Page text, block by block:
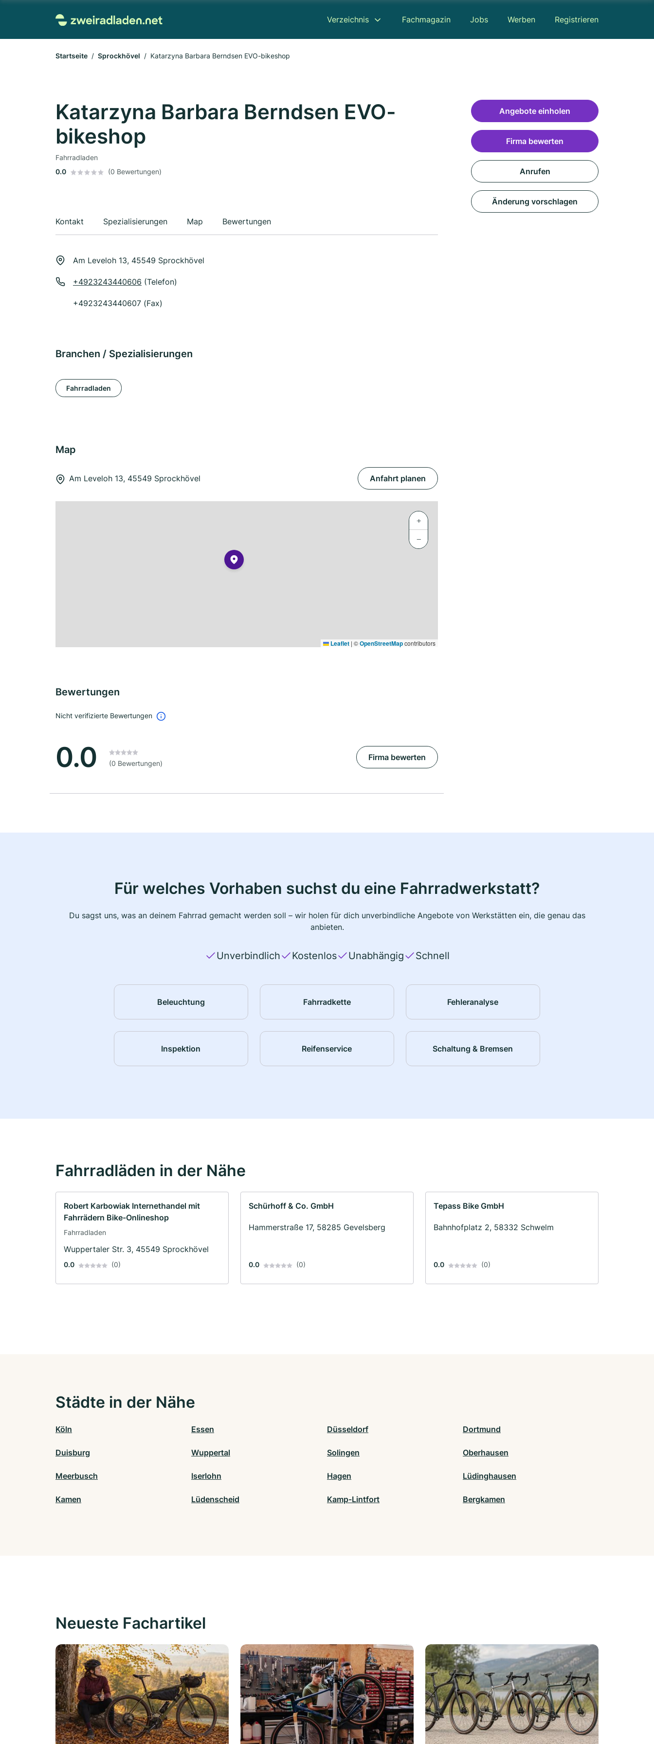
Verzeichnis Fachmagazin Jobs Werben Registrieren
Startseite Sprockhövel Katarzyna Barbara Berndsen EVO-bikeshop
Katarzyna Barbara Berndsen EVO-
bikeshop
Fahrradladen
0.0
(0 Bewertungen)
Kontakt Spezialisierungen Map Bewertungen
Am Leveloh 13, 45549 Sprockhövel
+4923243440606 (Telefon)
+4923243440607 (Fax)
Branchen / Spezialisierungen
Fahrradladen
Map
Am Leveloh 13, 45549 Sprockhövel Anfahrt planen
+
−
Leaflet | ©OpenStreetMapcontributors
Bewertungen
Nicht verifizierte Bewertungen
0.0 (0 Bewertungen)
Firma bewerten
Angebote einholen
Firma bewerten
Anrufen
Änderung vorschlagen
Für welches Vorhaben suchst du eine Fahrradwerkstatt?
Du sagst uns, was an deinem Fahrrad gemacht werden soll – wir holen für dich unverbindliche Angebote von Werkstätten ein, die genau das
anbieten.
Unverbindlich Kostenlos Unabhängig Schnell
Beleuchtung Fahrradkette Fehleranalyse
Inspektion Reifenservice Schaltung & Bremsen
Fahrradläden in der Nähe
Robert Karbowiak Internethandel mit
Fahrrädern Bike-Onlineshop
Fahrradladen
Wuppertaler Str. 3, 45549 Sprockhövel
0.0 (0)
Schürhoff & Co. GmbH
Hammerstraße 17, 58285 Gevelsberg
0.0 (0)
Tepass Bike GmbH
Bahnhofplatz 2, 58332 Schwelm
0.0 (0)
Städte in der Nähe
Köln Essen Düsseldorf Dortmund
Duisburg Wuppertal Solingen Oberhausen
Meerbusch Iserlohn Hagen Lüdinghausen
Kamen Lüdenscheid Kamp-Lintfort Bergkamen
Neueste Fachartikel